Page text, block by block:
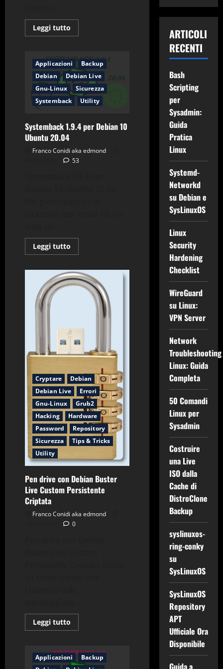
Leggi tutto
di
Systemback
creazione
iso
superiore
a
4
Giga
Applicazioni
Backup
Debian
Debian Live
Gnu-Linux
Sicurezza
Systemback
Utility
Systemback 1.9.4 per Debian 10
Ubuntu 20.04
Franco Conidi aka edmond
53
Leggi tutto
di
Systemback
1.9.4
per
Debian
Ubuntu
Cryptare
Debian
Debian Live
Errori
Gnu-Linux
Grub2
Hacking
Hardware
Password
Repository
Sicurezza
Tips & Tricks
Utility
Pen drive con Debian Buster
Live Custom Persistente
Criptata
Franco Conidi aka edmond
0
Leggi tutto
di
Pen
drive
con
Applicazioni
Backup
ARTICOLI
RECENTI
Bash
Scripting
per
Sysadmin:
Guida
Pratica
Linux
Systemd-
Networkd
su Debian e
SysLinuxOS
Linux
Security
Hardening
Checklist
WireGuard
su Linux:
VPN Server
Network
Troubleshooting
Linux: Guida
Completa
50 Comandi
Linux per
Sysadmin
Costruire
una Live
ISO dalla
Cache di
DistroClone
Backup
syslinuxos-
ring-conky
su
SysLinuxOS
SysLinuxOS
Repository
APT
Ufficiale Ora
Disponibile
Guida a